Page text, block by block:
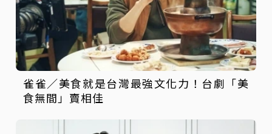
雀雀／美食就是台灣最強文化力！台劇「美
食無間」賣相佳